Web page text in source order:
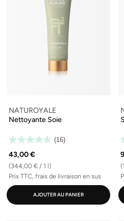
NATUROYALE
Nettoyante Soie
(16)
43,00 €
(344,00 € / 1 l)
Prix TTC, frais de livraison en sus
AJOUTER AU PANIER